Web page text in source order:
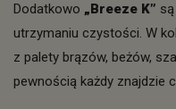
Dodatkowo „Breeze K”
utrzymaniu czystości. W
z palety brązów, beżów,
pewnością każdy znajdzie